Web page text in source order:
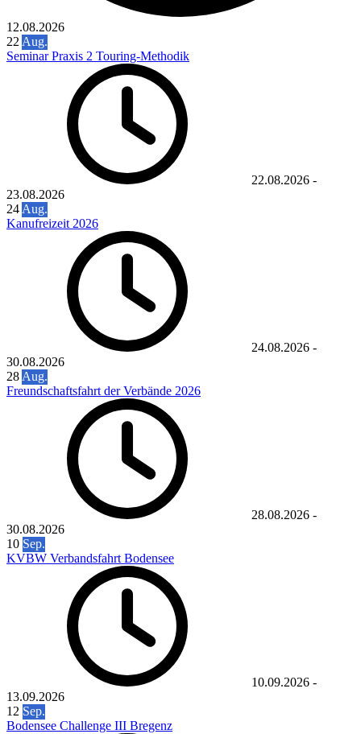
12.08.2026
22 Aug.
Seminar Praxis 2 Touring-Methodik
22.08.2026 -
23.08.2026
24 Aug.
Kanufreizeit 2026
24.08.2026 -
30.08.2026
28 Aug.
Freundschaftsfahrt der Verbände 2026
28.08.2026 -
30.08.2026
10 Sep.
KVBW Verbandsfahrt Bodensee
10.09.2026 -
13.09.2026
12 Sep.
Bodensee Challenge III Bregenz